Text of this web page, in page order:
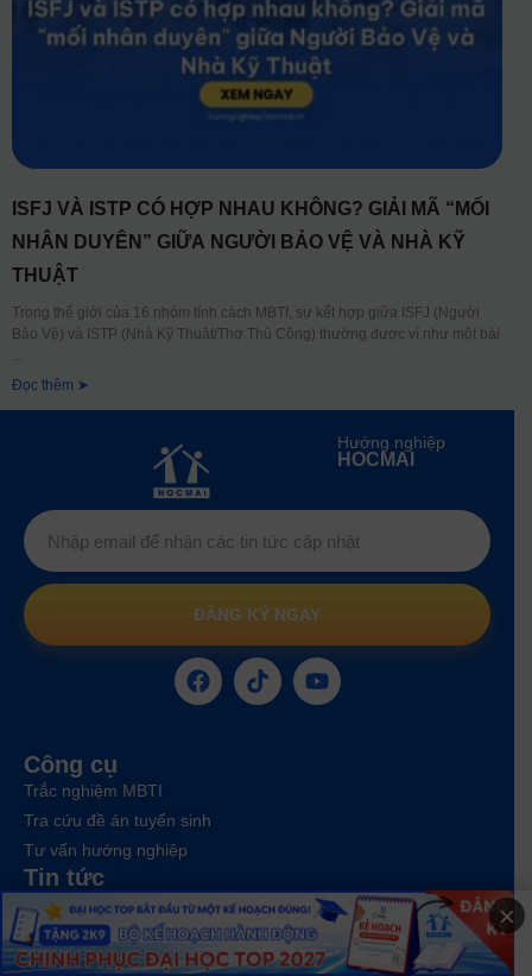
ISFJ VÀ ISTP CÓ HỢP NHAU KHÔNG? GIẢI MÃ “MỐI
NHÂN DUYÊN” GIỮA NGƯỜI BẢO VỆ VÀ NHÀ KỸ
THUẬT
Trong thế giới của 16 nhóm tính cách MBTI, sự kết hợp giữa ISFJ (Người
Bảo Vệ) và ISTP (Nhà Kỹ Thuật/Thợ Thủ Công) thường được ví như một bài
Đọc thêm ➤
Hướng nghiệp
HOCMAI
ĐĂNG KÝ NGAY
Công cụ
Trắc nghiệm MBTI
Tra cứu đề án tuyển sinh
Tư vấn hướng nghiệp
Tin tức
Tin giáo dục nổi bật
Tin tuyển sinh vào 10
Tin tuyển sinh Đại học
×